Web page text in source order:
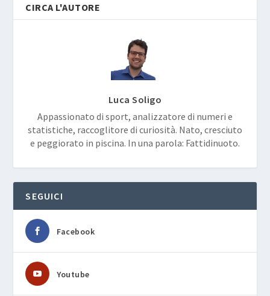
CIRCA L'AUTORE
Luca Soligo
Appassionato di sport, analizzatore di numeri e
statistiche, raccoglitore di curiosità. Nato, cresciuto
e peggiorato in piscina. In una parola: Fattidinuoto.
SEGUICI
Facebook
Youtube